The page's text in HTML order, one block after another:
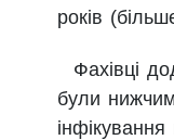
років
Фахівці
були